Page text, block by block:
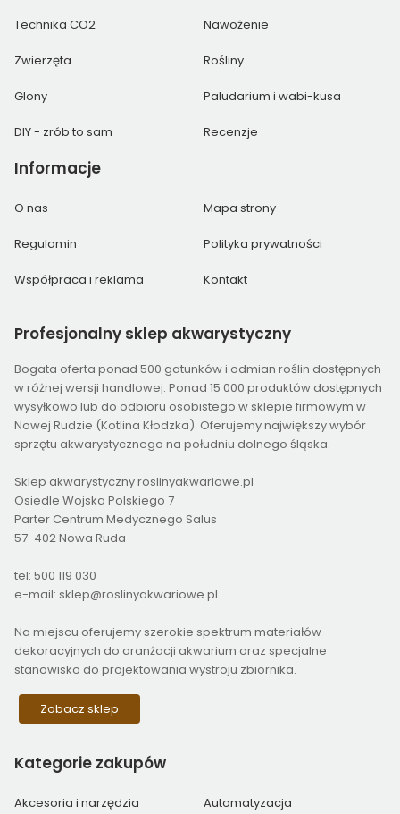
Technika CO2 Nawożenie
Zwierzęta Rośliny
Glony Paludarium i wabi-kusa
DIY - zrób to sam Recenzje
Informacje
O nas Mapa strony
Regulamin Polityka prywatności
Współpraca i reklama Kontakt
Profesjonalny sklep akwarystyczny
Bogata oferta ponad 500 gatunków i odmian roślin dostępnych
w różnej wersji handlowej. Ponad 15 000 produktów dostępnych
wysyłkowo lub do odbioru osobistego w sklepie firmowym w
Nowej Rudzie (Kotlina Kłodzka). Oferujemy największy wybór
sprzętu akwarystycznego na południu dolnego śląska.
Sklep akwarystyczny roslinyakwariowe.pl
Osiedle Wojska Polskiego 7
Parter Centrum Medycznego Salus
57-402 Nowa Ruda
tel: 500 119 030
e-mail: sklep@roslinyakwariowe.pl
Na miejscu oferujemy szerokie spektrum materiałów
dekoracyjnych do aranżacji akwarium oraz specjalne
stanowisko do projektowania wystroju zbiornika.
Zobacz sklep
Kategorie zakupów
Akcesoria i narzędzia Automatyzacja